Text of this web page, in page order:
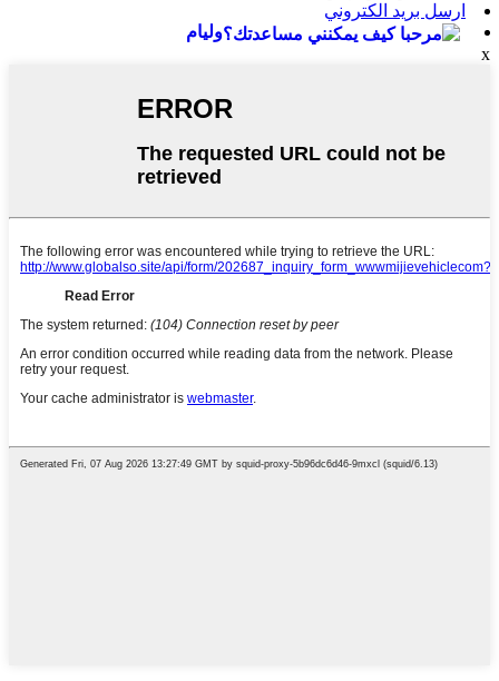
ارسل بريد الكتروني
وليام
x